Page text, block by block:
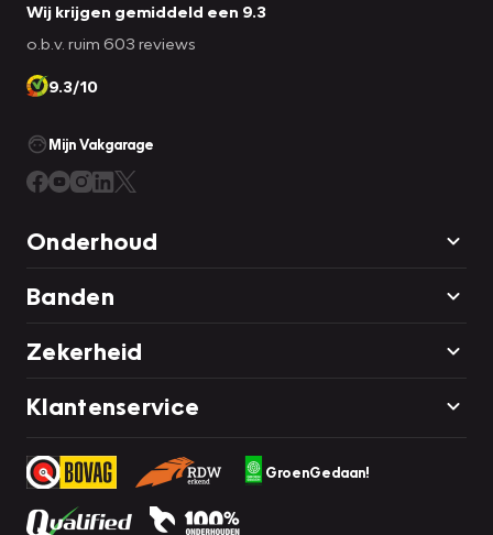
Wij krijgen gemiddeld een 9.3
o.b.v. ruim 603 reviews
9.3/10
Mijn Vakgarage
Onderhoud
Banden
Zekerheid
Klantenservice
GroenGedaan!